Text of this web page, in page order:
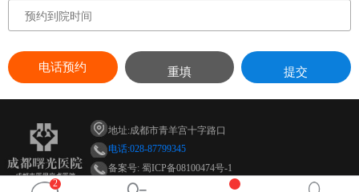
电话预约 重填 提交
地址:成都市青羊宫十字路口
电话:028-87799345
备案号: 蜀ICP备08100474号-1
微信:cdsgnk028-87799345
2